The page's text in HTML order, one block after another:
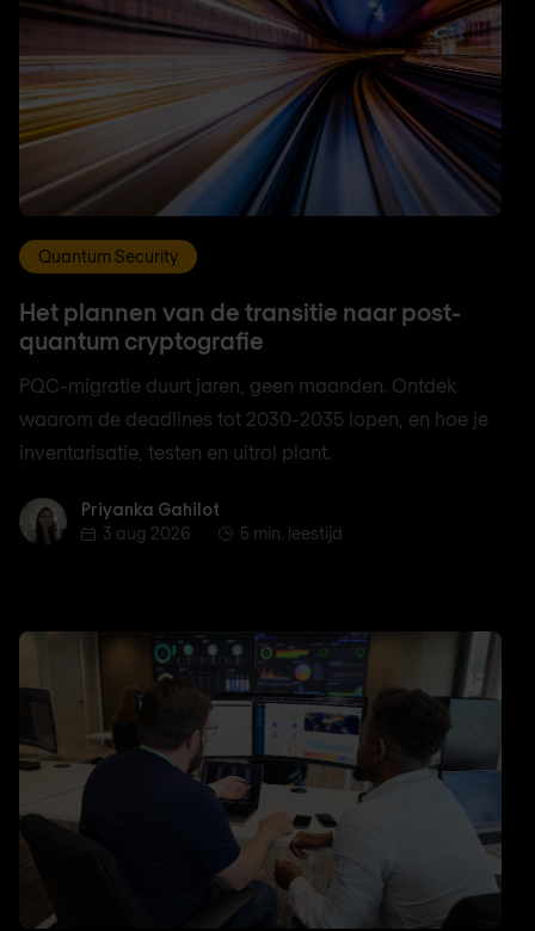
Quantum Security
Het plannen van de transitie naar post-
quantum cryptografie
PQC-migratie duurt jaren, geen maanden. Ontdek
waarom de deadlines tot 2030-2035 lopen, en hoe je
inventarisatie, testen en uitrol plant.
Priyanka Gahilot
Priyanka Gahilot
3 aug 2026
5 min. leestijd